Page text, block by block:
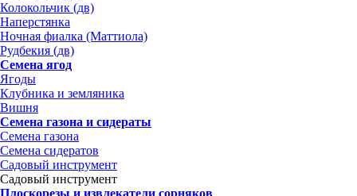
Колокольчик (дв)
Наперстянка
Ночная фиалка (Маттиола)
Рудбекия (дв)
Семена ягод
Ягоды
Клубника и земляника
Вишня
Семена газона и сидераты
Семена газона
Семена сидератов
Садовый инструмент
Садовый инструмент
Плоскорезы и извлекатели сорняков